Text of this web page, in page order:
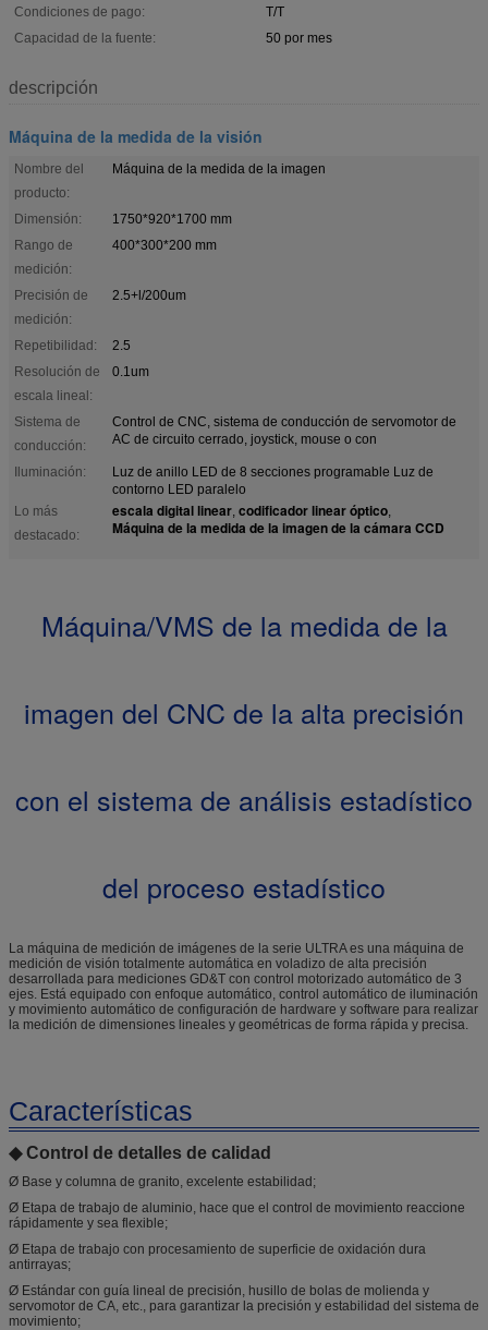
Condiciones de pago:
T/T
Capacidad de la fuente:
50 por mes
descripción
Máquina de la medida de la visión
Nombre del
producto:
Máquina de la medida de la imagen
Dimensión:
1750*920*1700 mm
Rango de
medición:
400*300*200 mm
Precisión de
medición:
2.5+l/200um
Repetibilidad:
2.5
Resolución de
escala lineal:
0.1um
Sistema de
conducción:
Control de CNC, sistema de conducción de servomotor de
AC de circuito cerrado, joystick, mouse o con
Iluminación:
Luz de anillo LED de 8 secciones programable Luz de
contorno LED paralelo
Lo más
destacado:
escala digital linear, codificador linear óptico,
Máquina de la medida de la imagen de la cámara CCD
Máquina/VMS de la medida de la
imagen del CNC de la alta precisión
con el sistema de análisis estadístico
del proceso estadístico
La máquina de medición de imágenes de la serie ULTRA es una máquina de
medición de visión totalmente automática en voladizo de alta precisión
desarrollada para mediciones GD&T con control motorizado automático de 3
ejes. Está equipado con enfoque automático, control automático de iluminación
y movimiento automático de configuración de hardware y software para realizar
la medición de dimensiones lineales y geométricas de forma rápida y precisa.
Características
◆ Control de detalles de calidad
Ø Base y columna de granito, excelente estabilidad;
Ø Etapa de trabajo de aluminio, hace que el control de movimiento reaccione
rápidamente y sea flexible;
Ø Etapa de trabajo con procesamiento de superficie de oxidación dura
antirrayas;
Ø Estándar con guía lineal de precisión, husillo de bolas de molienda y
servomotor de CA, etc., para garantizar la precisión y estabilidad del sistema de
movimiento;